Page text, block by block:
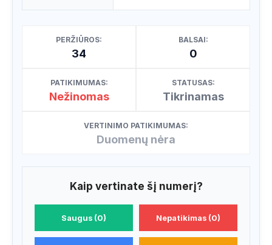
PERŽIŪROS:
34
BALSAI:
0
PATIKIMUMAS:
Nežinomas
STATUSAS:
Tikrinamas
VERTINIMO PATIKIMUMAS:
Duomenų nėra
Kaip vertinate šį numerį?
Saugus (0) Nepatikimas (0)